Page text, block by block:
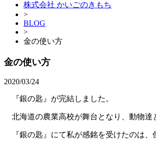
株式会社 かいごのきもち
>
BLOG
>
金の使い方
金の使い方
2020/03/24
『銀の匙』が完結しました。
北海道の農業高校が舞台となり、動物達
『銀の匙』にて私が感銘を受けたのは、